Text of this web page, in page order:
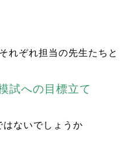
れぞれ担当の先生たちと
試への目標立て
はないでしょうか